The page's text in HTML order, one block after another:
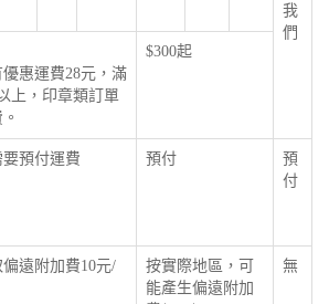
我
們
惠運費28元，滿
上，印章類訂單
$300起
預付運費 預付
預
付
遠附加費10元/
按實際地區，可
能產生偏遠附加
無